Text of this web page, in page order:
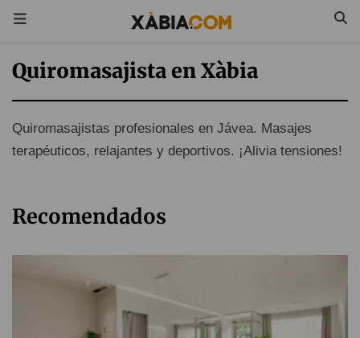
Quiromasajista en Xàbia
Quiromasajistas profesionales en Jávea. Masajes
terapéuticos, relajantes y deportivos. ¡Alivia tensiones!
Recomendados